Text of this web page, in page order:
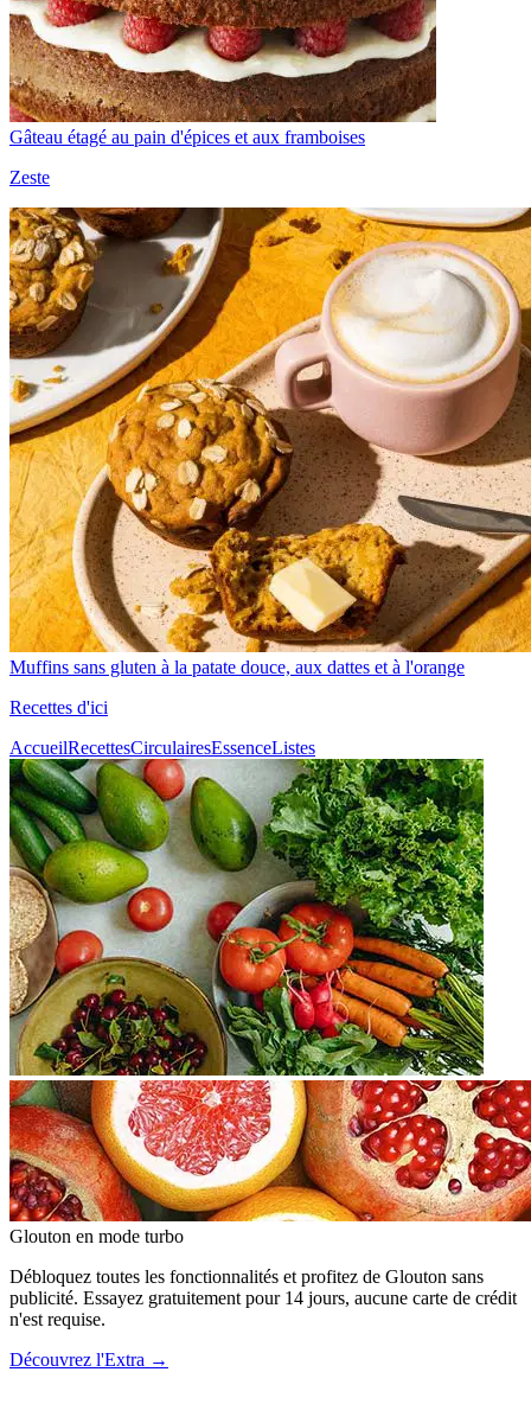
Gâteau étagé au pain d'épices et aux framboises
Zeste
Muffins sans gluten à la patate douce, aux dattes et à l'orange
Recettes d'ici
AccueilRecettesCirculairesEssenceListes
Glouton en mode turbo
Débloquez toutes les fonctionnalités et profitez de Glouton sans
publicité. Essayez gratuitement pour 14 jours, aucune carte de crédit
n'est requise.
Découvrez l'Extra →